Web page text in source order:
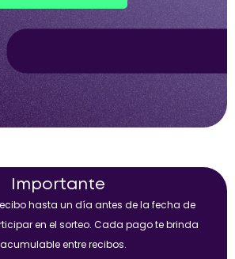
Importante
hasta un día antes de la fecha de
en el sorteo. Cada pago te brinda
entre recibos.